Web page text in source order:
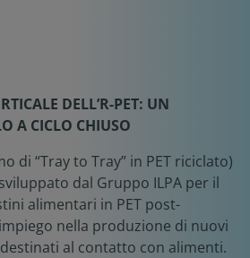
DELL’R-PET: UN
A CICLO CHIUSO
di “Tray to Tray” in PET riciclato)
dal Gruppo ILPA per il
alimentari in PET post-
nella produzione di nuovi
al contatto con alimenti.